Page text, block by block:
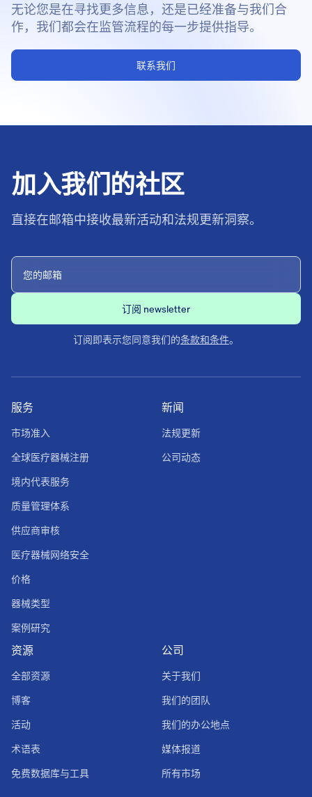
无论您是在寻找更多信息，还是已经准备与我们合
作，我们都会在监管流程的每一步提供指导。
联系我们
加入我们的社区
直接在邮箱中接收最新活动和法规更新洞察。
订阅即表示您同意我们的条款和条件。
新闻
法规更新
公司动态
服务
市场准入
全球医疗器械注册
境内代表服务
质量管理体系
供应商审核
医疗器械网络安全
价格
器械类型
案例研究
资源
全部资源
博客
活动
术语表
免费数据库与工具
公司
关于我们
我们的团队
我们的办公地点
媒体报道
所有市场